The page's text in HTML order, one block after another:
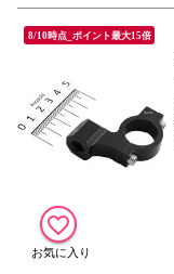
8/10時点_ポイント最大15倍